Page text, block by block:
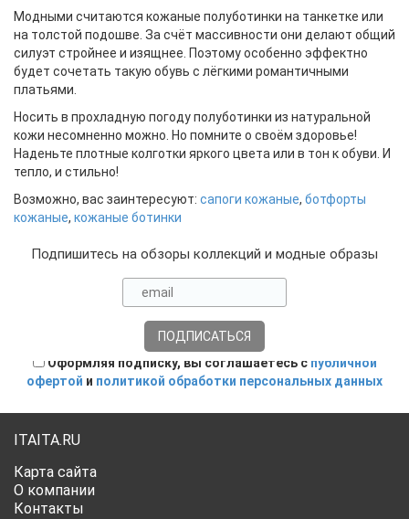
Модными считаются кожаные полуботинки на танкетке или
на толстой подошве. За счёт массивности они делают общий
силуэт стройнее и изящнее. Поэтому особенно эффектно
будет сочетать такую обувь с лёгкими романтичными
платьями.
Носить в прохладную погоду полуботинки из натуральной
кожи несомненно можно. Но помните о своём здоровье!
Наденьте плотные колготки яркого цвета или в тон к обуви. И
тепло, и стильно!
Возможно, вас заинтересуют: сапоги кожаные, ботфорты
кожаные, кожаные ботинки
Подпишитесь на обзоры коллекций и модные образы
Оформляя подписку, вы соглашаетесь с публичной
офертой и политикой обработки персональных данных
ITAITA.RU
Карта сайта
О компании
Контакты